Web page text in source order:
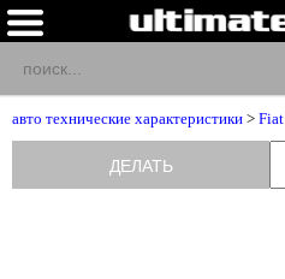
авто технические характеристики > Fiat
ДЕЛАТЬ